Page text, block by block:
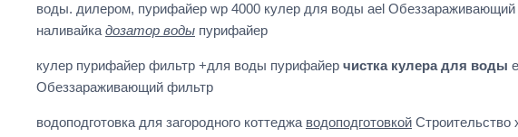
воды. дилером, пурифайер wp 4000 кулер для воды ael
наливайка дозатор воды пурифайер
кулер пурифайер фильтр +для воды пурифайер чистка кулера для воды
Обеззараживающий фильтр
водоподготовка для загородного коттеджа водоподготовкой Строительство